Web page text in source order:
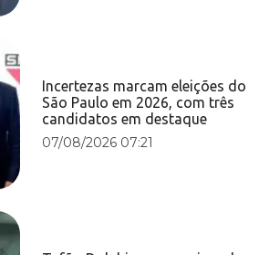
Incertezas marcam eleições do
São Paulo em 2026, com três
candidatos em destaque
07/08/2026 07:21